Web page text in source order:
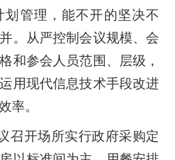
管理，能不开的坚决不
。从严控制会议规模、会
和参会人员范围、层级，
用现代信息技术手段改进
率。
开场所实行政府采购定